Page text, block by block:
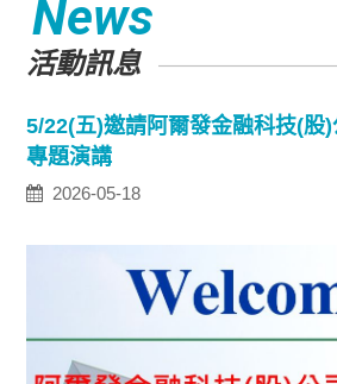
News
活動訊息
5/22(五)邀請阿爾發金融科技(股
專題演講
2026-05-18